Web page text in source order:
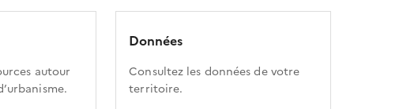
autour
Données
Consultez les données de votre
territoire.